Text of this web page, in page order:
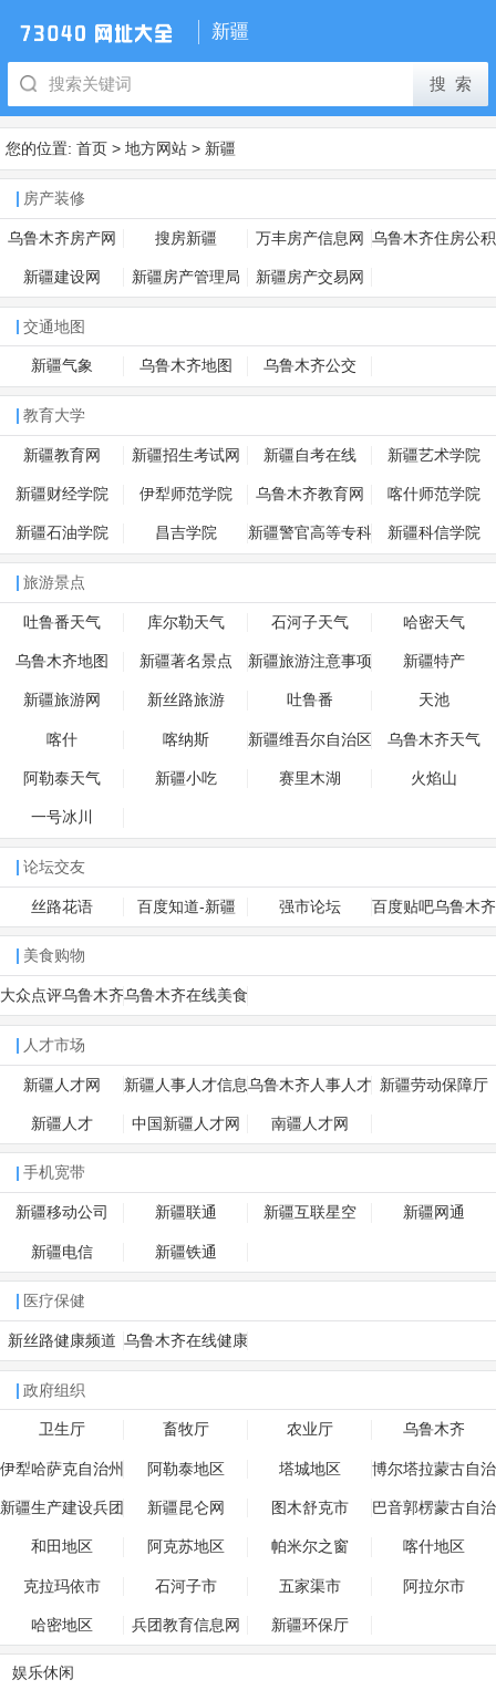
新疆
您的位置: 首页 > 地方网站 > 新疆
房产装修
乌鲁木齐房产网 搜房新疆 万丰房产信息网 乌鲁木齐住房公积
新疆建设网 新疆房产管理局 新疆房产交易网
交通地图
新疆气象 乌鲁木齐地图 乌鲁木齐公交
教育大学
新疆教育网 新疆招生考试网 新疆自考在线 新疆艺术学院
新疆财经学院 伊犁师范学院 乌鲁木齐教育网 喀什师范学院
新疆石油学院 昌吉学院 新疆警官高等专科 新疆科信学院
旅游景点
吐鲁番天气 库尔勒天气 石河子天气 哈密天气
乌鲁木齐地图 新疆著名景点 新疆旅游注意事项 新疆特产
新疆旅游网 新丝路旅游 吐鲁番 天池
喀什 喀纳斯 新疆维吾尔自治区
博物馆
乌鲁木齐天气
阿勒泰天气 新疆小吃 赛里木湖 火焰山
一号冰川
论坛交友
丝路花语 百度知道-新疆 强市论坛 百度贴吧乌鲁木齐
美食购物
大众点评乌鲁木齐乌鲁木齐在线美食
人才市场
新疆人才网 新疆人事人才信息
网
乌鲁木齐人事人才
网
新疆劳动保障厅
新疆人才 中国新疆人才网 南疆人才网
手机宽带
新疆移动公司 新疆联通 新疆互联星空 新疆网通
新疆电信 新疆铁通
医疗保健
新丝路健康频道 乌鲁木齐在线健康
政府组织
卫生厅 畜牧厅 农业厅 乌鲁木齐
伊犁哈萨克自治州 阿勒泰地区 塔城地区 博尔塔拉蒙古自治
州
新疆生产建设兵团 新疆昆仑网 图木舒克市 巴音郭楞蒙古自治
州
和田地区 阿克苏地区 帕米尔之窗 喀什地区
克拉玛依市 石河子市 五家渠市 阿拉尔市
哈密地区 兵团教育信息网 新疆环保厅
娱乐休闲